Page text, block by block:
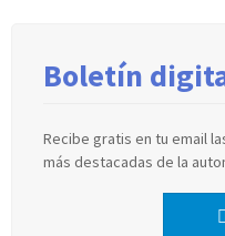
Boletín
Recibe gratis en tu email
más destacadas de la